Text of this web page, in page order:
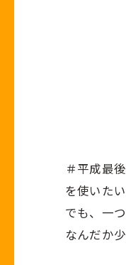
＃平成最
を使いた
でも、一
なんだか